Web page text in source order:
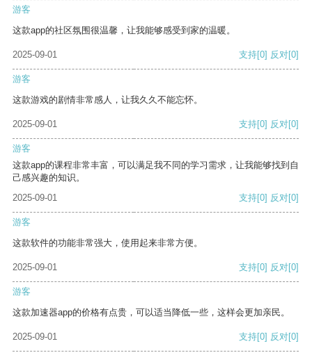
游客
这款app的社区氛围很温馨，让我能够感受到家的温暖。
2025-09-01 支持[0] 反对[0]
游客
这款游戏的剧情非常感人，让我久久不能忘怀。
2025-09-01 支持[0] 反对[0]
游客
这款app的课程非常丰富，可以满足我不同的学习需求，让我能够找到自
己感兴趣的知识。
2025-09-01
支持[0] 反对[0]
游客
这款软件的功能非常强大，使用起来非常方便。
2025-09-01 支持[0] 反对[0]
游客
这款加速器app的价格有点贵，可以适当降低一些，这样会更加亲民。
2025-09-01 支持[0] 反对[0]